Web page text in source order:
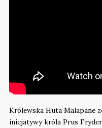
Królewska Huta Malapane
inicjatywy króla Prus